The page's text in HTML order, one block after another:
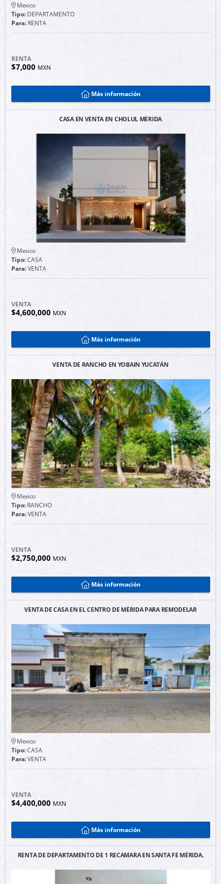
Mexico
Tipo:DEPARTAMENTO
Para:RENTA
RENTA
$7,000 MXN
Más información
CASA EN VENTA EN CHOLUL MÉRIDA
Mexico
Tipo:CASA
Para:VENTA
VENTA
$4,600,000MXN
Más información
VENTA DE RANCHO EN YOBAIN YUCATÁN
Mexico
Tipo:RANCHO
Para:VENTA
VENTA
$2,750,000MXN
Más información
VENTA DE CASA EN EL CENTRO DE MÉRIDA PARA REMODELAR
Mexico
Tipo:CASA
Para:VENTA
VENTA
$4,400,000MXN
Más información
RENTA DE DEPARTAMENTO DE 1 RECAMARA EN SANTA FE MÉRIDA.